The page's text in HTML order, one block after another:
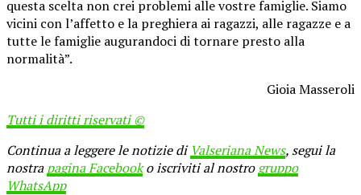
questa scelta non crei problemi alle vostre famiglie. Siamo
vicini con l’affetto e la preghiera ai ragazzi, alle ragazze e a
tutte le famiglie augurandoci di tornare presto alla
normalità”.
Gioia Masseroli
Tutti i diritti riservati ©
Continua a leggere le notizie di Valseriana News, segui la
nostrapagina Facebooko iscriviti al nostrogruppo
WhatsApp